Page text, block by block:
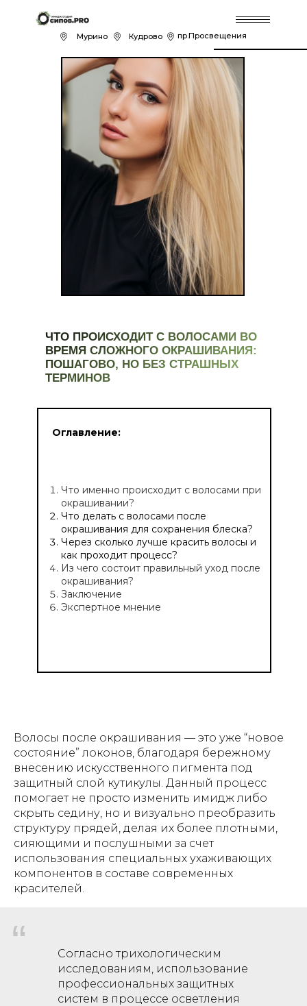
ЧТО ПРОИСХОДИТ С ВОЛОСАМИ ВО
ВРЕМЯ СЛОЖНОГО ОКРАШИВАНИЯ:
ПОШАГОВО, НО БЕЗ СТРАШНЫХ
ТЕРМИНОВ
Что именно происходит с волосами при
окрашивании?
Что делать с волосами после
окрашивания для сохранения блеска?
Через сколько лучше красить волосы и
как проходит процесс?
Из чего состоит правильный уход после
окрашивания?
Заключение
Экспертное мнение
Оглавление:
Муринo Кудрово пр.Просвещения
Волосы после окрашивания — это уже “новое
состояние” локонов, благодаря бережному
внесению искусственного пигмента под
защитный слой кутикулы. Данный процесс
помогает не просто изменить имидж либо
скрыть седину, но и визуально преобразить
структуру прядей, делая их более плотными,
сияющими и послушными за счет
использования специальных ухаживающих
компонентов в составе современных
красителей.
“
Согласно трихологическим
исследованиям, использование
профессиональных защитных
систем в процессе осветления